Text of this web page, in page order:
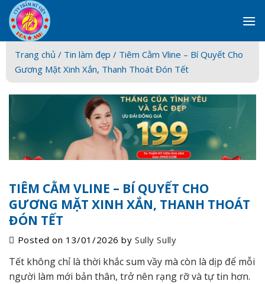
Skip
to
content
Trang chủ / Tin làm đẹp / Tiêm Cằm Vline – Bí Quyết Cho
Gương Mặt Xinh Xắn, Thanh Thoát Đón Tết
TIÊM CẰM VLINE – BÍ QUYẾT CHO
GƯƠNG MẶT XINH XẮN, THANH THOÁT
ĐÓN TẾT
Posted on 13/01/2026 bySully Sully
Tết không chỉ là thời khắc sum vầy mà còn là dịp để mỗi
người làm mới bản thân, trở nên rạng rỡ và tự tin hơn.